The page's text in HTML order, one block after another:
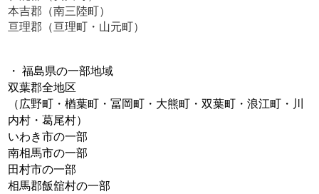
本吉郡（南三陸町）
亘理郡（亘理町・山元町）
・ 福島県の一部地域
双葉郡全地区
（広野町・楢葉町・冨岡町・大熊町・双葉町・浪江町・川
内村・葛尾村）
いわき市の一部
南相馬市の一部
田村市の一部
相馬郡飯舘村の一部